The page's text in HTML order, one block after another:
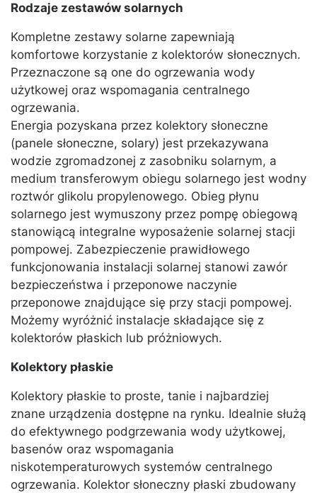
Rodzaje zestawów solarnych
Kompletne zestawy solarne zapewniają
komfortowe korzystanie z kolektorów słonecznych.
Przeznaczone są one do ogrzewania wody
użytkowej oraz wspomagania centralnego
ogrzewania.
Energia pozyskana przez kolektory słoneczne
(panele słoneczne, solary) jest przekazywana
wodzie zgromadzonej z zasobniku solarnym, a
medium transferowym obiegu solarnego jest wodny
roztwór glikolu propylenowego. Obieg płynu
solarnego jest wymuszony przez pompę obiegową
stanowiącą integralne wyposażenie solarnej stacji
pompowej. Zabezpieczenie prawidłowego
funkcjonowania instalacji solarnej stanowi zawór
bezpieczeństwa i przeponowe naczynie
przeponowe znajdujące się przy stacji pompowej.
Możemy wyróżnić instalacje składające się z
kolektorów płaskich lub próżniowych.
Kolektory płaskie
Kolektory płaskie to proste, tanie i najbardziej
znane urządzenia dostępne na rynku. Idealnie służą
do efektywnego podgrzewania wody użytkowej,
basenów oraz wspomagania
niskotemperaturowych systemów centralnego
ogrzewania. Kolektor słoneczny płaski zbudowany